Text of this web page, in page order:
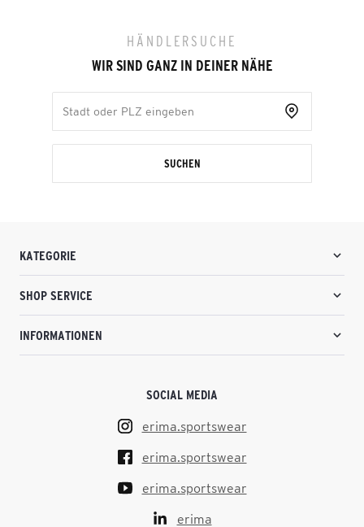
HÄNDLERSUCHE
WIR SIND GANZ IN DEINER NÄHE
SUCHEN
KATEGORIE
SHOP SERVICE
INFORMATIONEN
SOCIAL MEDIA
erima.sportswear
erima.sportswear
erima.sportswear
erima